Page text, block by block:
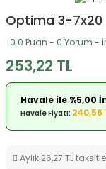
Mermisi
Optima 3-7x20
0.0 Puan - 0 Yorum -
253,22 TL
Havale ile %5,00
Havale Fiyatı: 240,56
Aylık 26,27 TL